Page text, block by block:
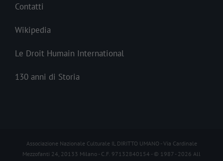
Contatti
Wikipedia
Le Droit Humain International
130 anni di Storia
Associazione Nazionale Culturale IL DIRITTO UMANO - Via Cardinale
Mezzofanti 24, 20133 Milano - C.F. 97132840154 - © 1987 - 2026 All